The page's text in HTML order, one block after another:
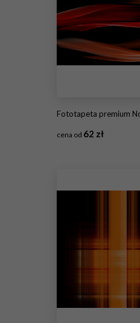
Fototapeta premium Nowa
cena od 62 zł